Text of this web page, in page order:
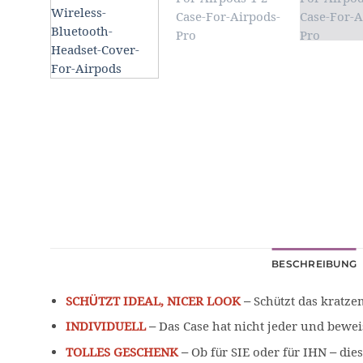
BESCHREIBUNG
SCHÜTZT IDEAL, NICER LOOK– Schützt das
INDIVIDUELL– Das Case hat nicht jeder und
TOLLES GESCHENK– Ob für SIE oder für IHN –